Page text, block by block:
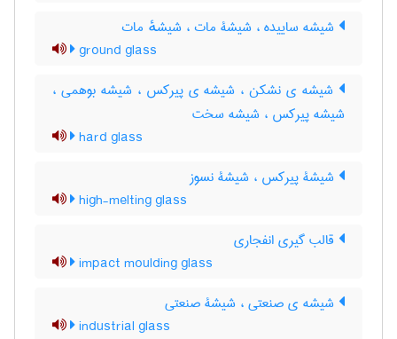
شیشه ساییده ، شیشۀ مات ، شیشهٔ مات
ground glass
شیشه ی نشکن ، شیشه ی پیرکس ، شیشه بوهمی ،
شیشه پیرکس ، شیشه سخت
hard glass
شیشۀ پیرکس ، شیشۀ نسوز
high-melting glass
قالب گیری انفجاری
impact moulding glass
شیشه ی صنعتی ، شیشۀ صنعتی
industrial glass